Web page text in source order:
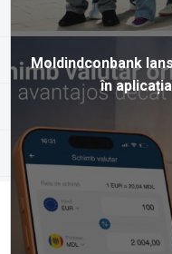
Moldindconbank
în